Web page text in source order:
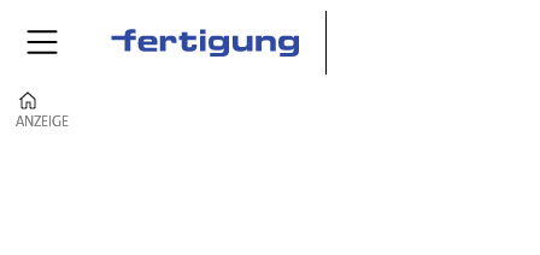
ANZEIGE
ANZEIGE